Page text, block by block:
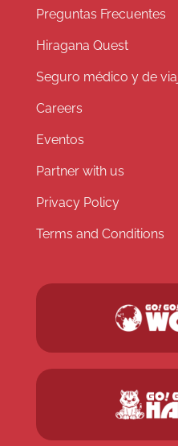
Preguntas Frecuentes
Hiragana Quest
Seguro médico y de
Careers
Eventos
Partner with us
Privacy Policy
Terms and Conditions